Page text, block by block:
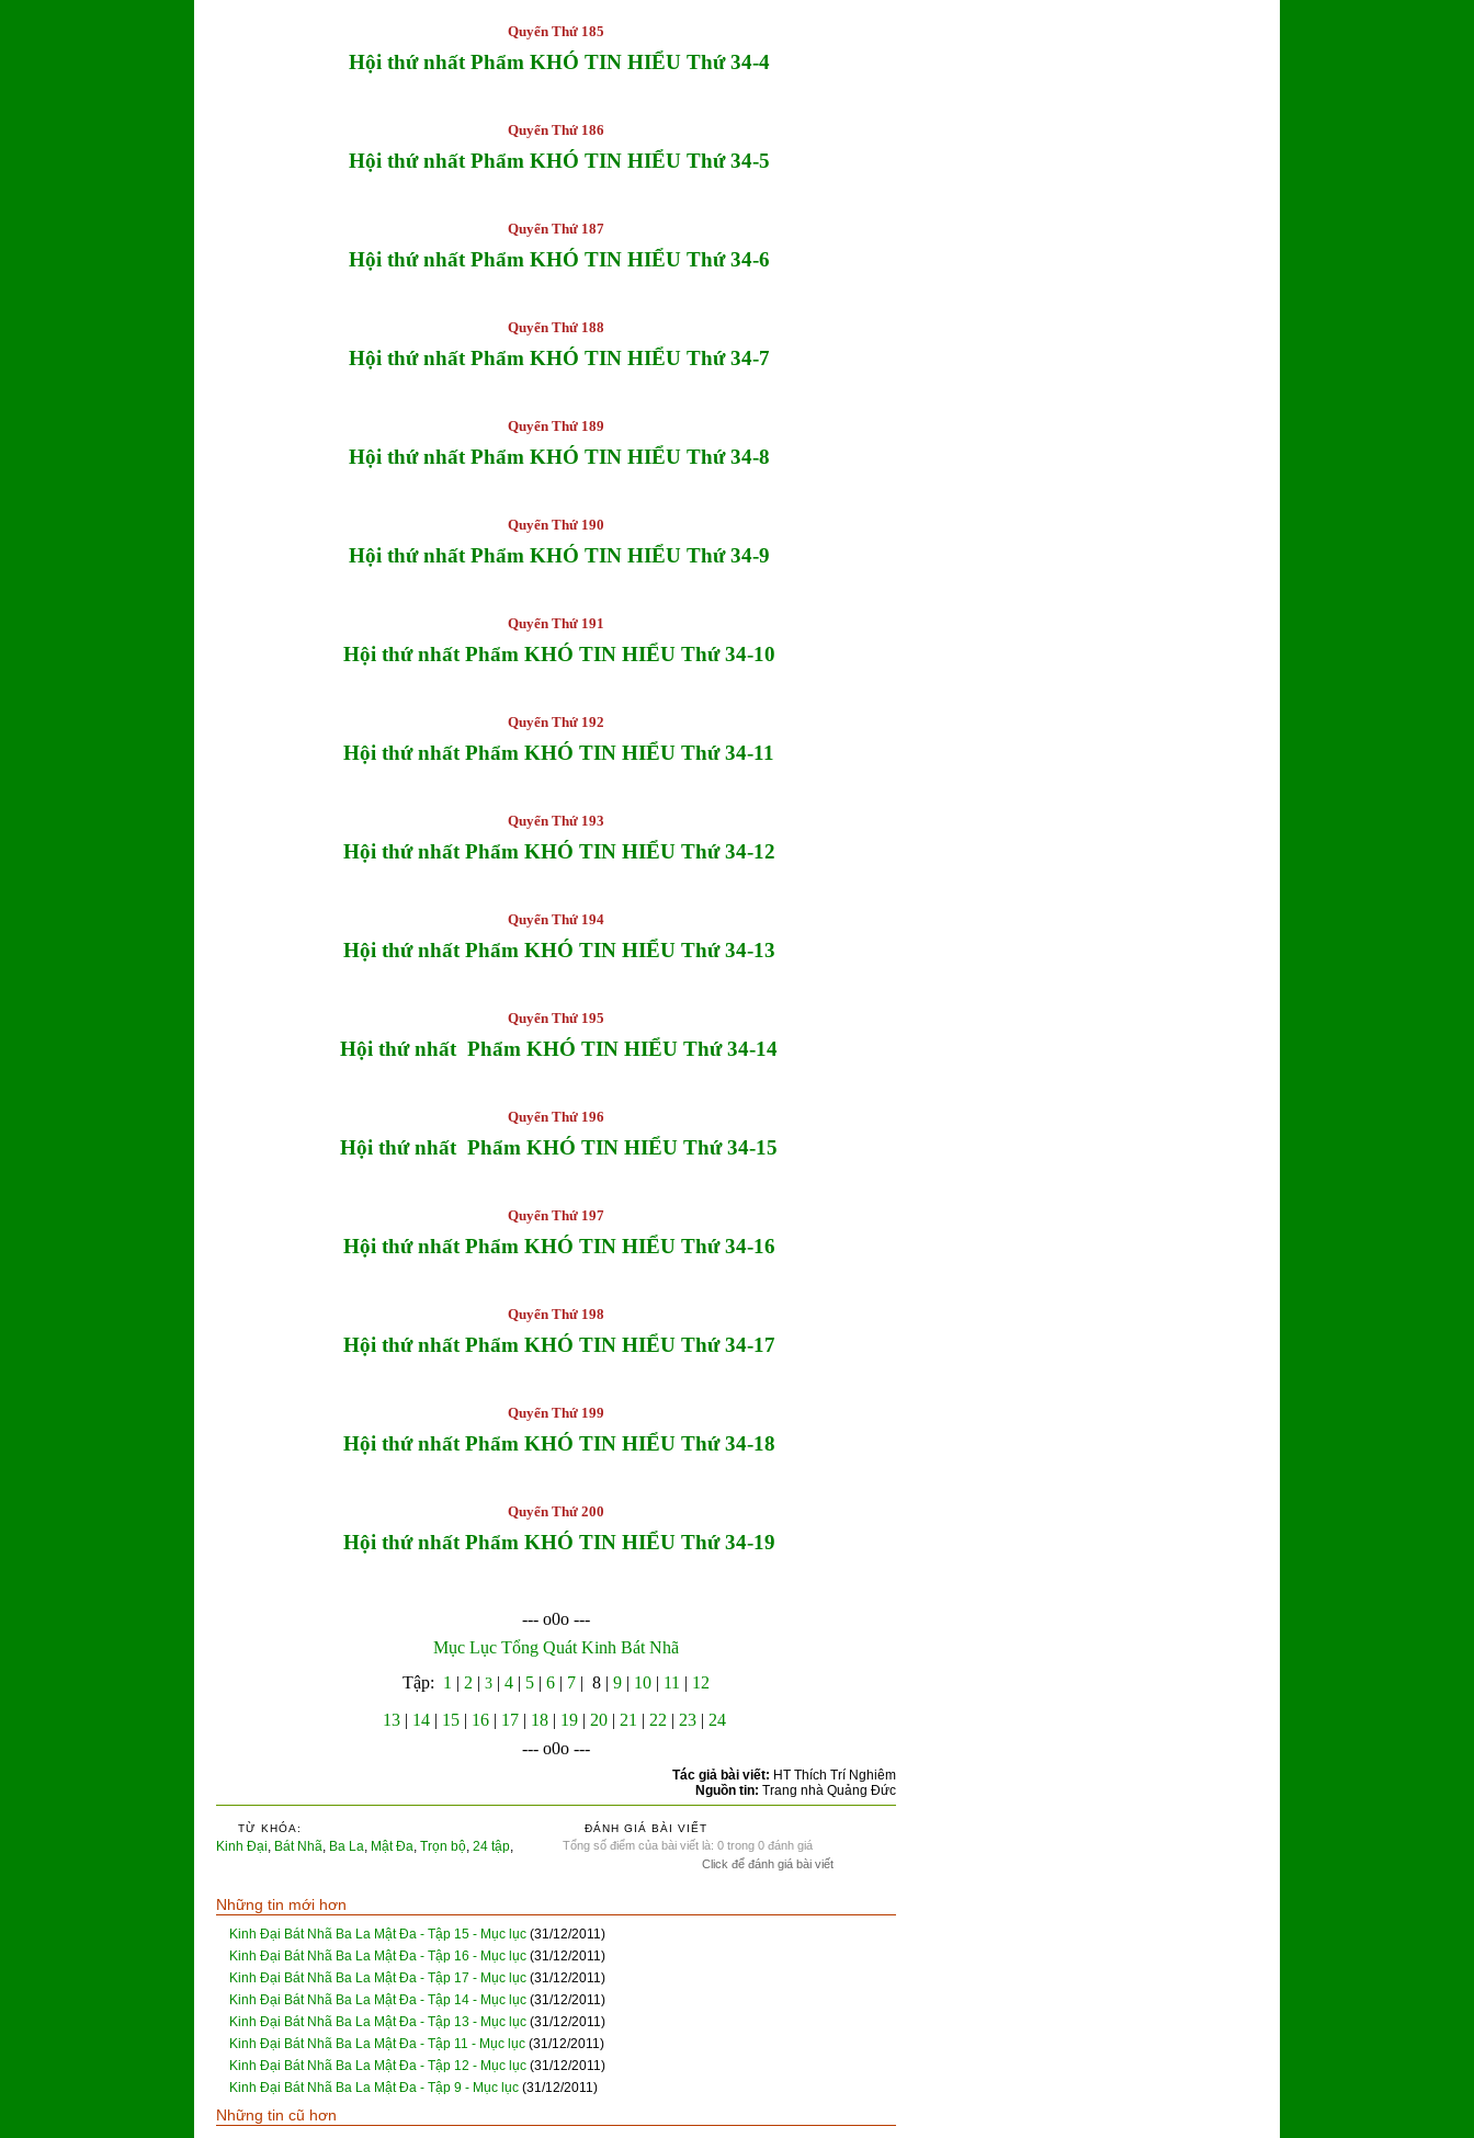
Quyển Thứ 185
Hội thứ nhất Phẩm KHÓ TIN HIỂU Thứ 34-4
Quyển Thứ 186
Hội thứ nhất Phẩm KHÓ TIN HIỂU Thứ 34-5
Quyển Thứ 187
Hội thứ nhất Phẩm KHÓ TIN HIỂU Thứ 34-6
Quyển Thứ 188
Hội thứ nhất Phẩm KHÓ TIN HIỂU Thứ 34-7
Quyển Thứ 189
Hội thứ nhất Phẩm KHÓ TIN HIỂU Thứ 34-8
Quyển Thứ 190
Hội thứ nhất Phẩm KHÓ TIN HIỂU Thứ 34-9
Quyển Thứ 191
Hội thứ nhất Phẩm KHÓ TIN HIỂU Thứ 34-10
Quyển Thứ 192
Hội thứ nhất Phẩm KHÓ TIN HIỂU Thứ 34-11
Quyển Thứ 193
Hội thứ nhất Phẩm KHÓ TIN HIỂU Thứ 34-12
Quyển Thứ 194
Hội thứ nhất Phẩm KHÓ TIN HIỂU Thứ 34-13
Quyển Thứ 195
Hội thứ nhất Phẩm KHÓ TIN HIỂU Thứ 34-14
Quyển Thứ 196
Hội thứ nhất Phẩm KHÓ TIN HIỂU Thứ 34-15
Quyển Thứ 197
Hội thứ nhất Phẩm KHÓ TIN HIỂU Thứ 34-16
Quyển Thứ 198
Hội thứ nhất Phẩm KHÓ TIN HIỂU Thứ 34-17
Quyển Thứ 199
Hội thứ nhất Phẩm KHÓ TIN HIỂU Thứ 34-18
Quyển Thứ 200
Hội thứ nhất Phẩm KHÓ TIN HIỂU Thứ 34-19
--- o0o ---
Mục Lục Tổng Quát Kinh Bát Nhã
Tập: 1 | 2 | 3 | 4 | 5 | 6 | 7 | 8 | 9 | 10 | 11 | 12
13| 14| 15| 16| 17| 18| 19| 20| 21 | 22 | 23| 24
--- o0o ---
Tác giả bài viết: HT Thích Trí Nghiêm
Nguồn tin: Trang nhà Quảng Đức
TỪ KHÓA:
Kinh Đại Bát Nhã Ba La Mật Đa Trọn bộ 24 tập
ĐÁNH GIÁ BÀI VIẾT
Tổng số điểm của bài viết là: 0 trong 0 đánh giá
Click để đánh giá bài viết
Những tin mới hơn
Kinh Đại Bát Nhã Ba La Mật Đa - Tập 15 - Mục lục (31/12/2011)
Kinh Đại Bát Nhã Ba La Mật Đa - Tập 16 - Mục lục (31/12/2011)
Kinh Đại Bát Nhã Ba La Mật Đa - Tập 17 - Mục lục (31/12/2011)
Kinh Đại Bát Nhã Ba La Mật Đa - Tập 14 - Mục lục (31/12/2011)
Kinh Đại Bát Nhã Ba La Mật Đa - Tập 13 - Mục lục (31/12/2011)
Kinh Đại Bát Nhã Ba La Mật Đa - Tập 11 - Mục lục (31/12/2011)
Kinh Đại Bát Nhã Ba La Mật Đa - Tập 12 - Mục lục (31/12/2011)
Kinh Đại Bát Nhã Ba La Mật Đa - Tập 9 - Mục lục (31/12/2011)
Những tin cũ hơn